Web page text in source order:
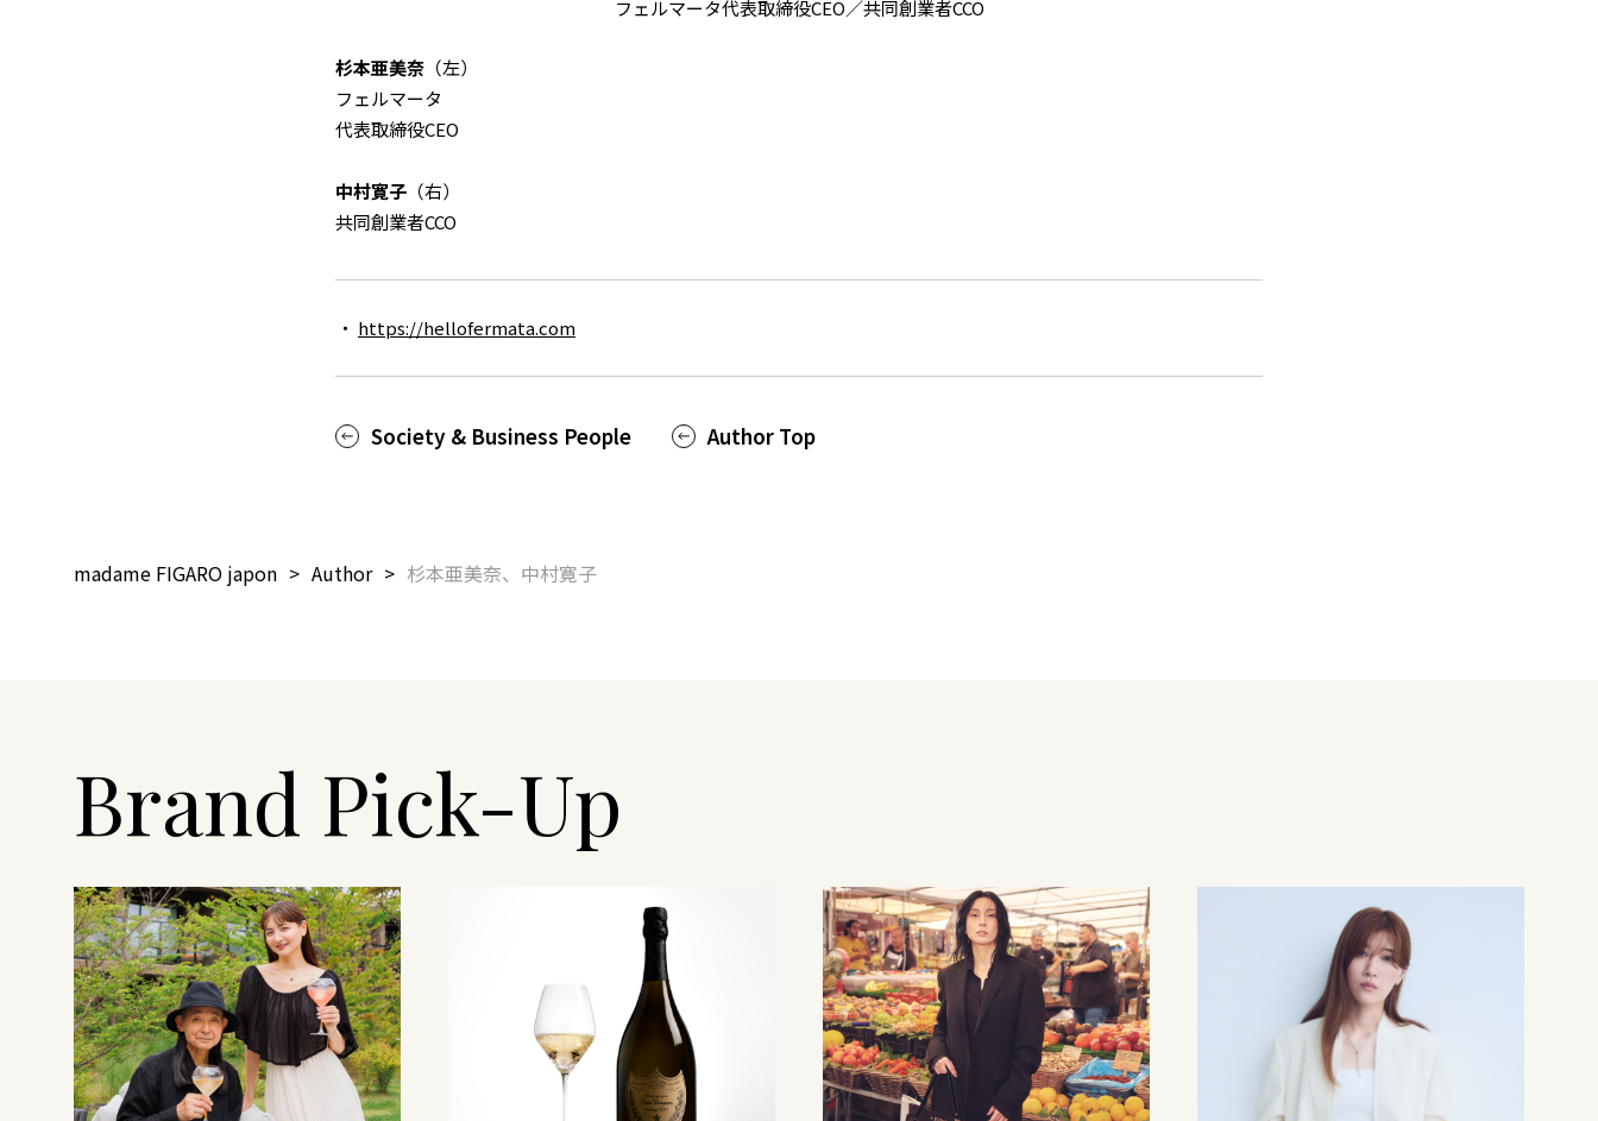
フェルマータ代表取締役CEO／共同創業者CCO
杉本亜美奈 （左）
フェルマータ
代表取締役CEO
中村寛子 （右）
共同創業者CCO
https://hellofermata.com
Society & Business People Author Top
madame FIGARO japon Author 杉本亜美奈、中村寛子
Brand Pick-Up